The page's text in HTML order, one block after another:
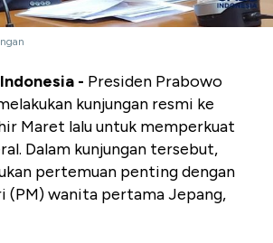
- Presiden Prabowo
kunjungan resmi ke
Maret lalu untuk memperkuat
Dalam kunjungan tersebut,
pertemuan penting dengan
(PM) wanita pertama Jepang,